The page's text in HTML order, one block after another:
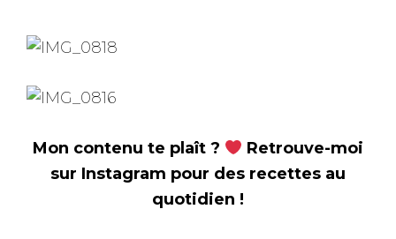
Mon contenu te plaît ?
Retrouve-moi
sur Instagram pour des recettes au
quotidien !